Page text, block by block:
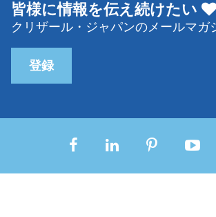
皆様に情報を伝え続けたい
クリザール・ジャパンのメールマガ
登録